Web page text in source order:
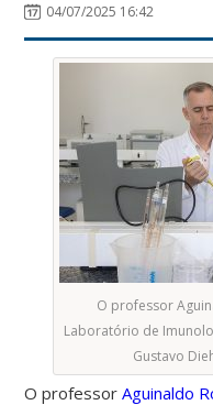
04/07/2025 16:42
O professor
Laboratório de
Gustavo
O professorAguinaldo